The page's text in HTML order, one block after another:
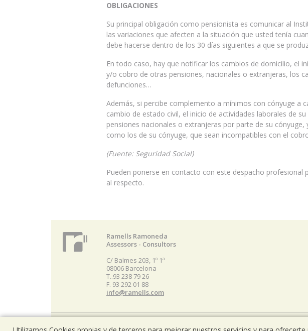
OBLIGACIONES
Su principal obligación como pensionista es comunicar al
las variaciones que afecten a la situación que usted tenía
debe hacerse dentro de los 30 días siguientes a que se
En todo caso, hay que notificar los cambios de domicilio, el
y/o cobro de otras pensiones, nacionales o extranjeras, los
defunciones…
Además, si percibe complemento a mínimos con cónyuge a
cambio de estado civil, el inicio de actividades laborales de
pensiones nacionales o extranjeras por parte de su
como los de su cónyuge, que sean incompatibles con el
(Fuente: Seguridad Social)
Pueden ponerse en contacto con este despacho profesional
al respecto.
Ramells Ramoneda
Assessors - Consultors
C/ Balmes 203, 1º 1ª
08006 Barcelona
T..93 238 79 26
F. 93 292 01 88
info@ramells.com
© 2026 - Ramells Ramoneda